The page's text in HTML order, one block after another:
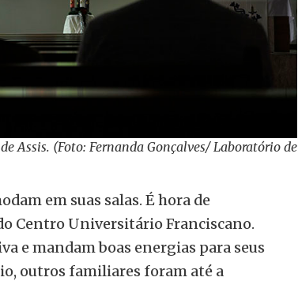
Assis. (Foto: Fernanda Gonçalves/ Laboratório de
em suas salas. É hora de
Centro Universitário Franciscano.
e mandam boas energias para seus
outros familiares foram até a